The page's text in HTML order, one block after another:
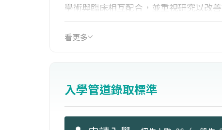
學術與臨床相互配合，並重視研究以改
看更多
入學管道錄取標準